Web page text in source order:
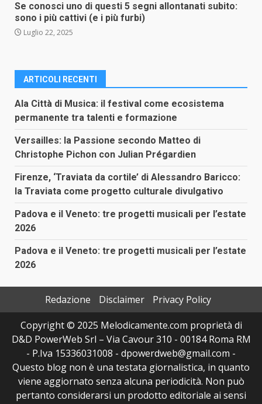
Se conosci uno di questi 5 segni allontanati subito:
sono i più cattivi (e i più furbi)
Luglio 22, 2025
ARTICOLI RECENTI
Ala Città di Musica: il festival come ecosistema
permanente tra talenti e formazione
Versailles: la Passione secondo Matteo di
Christophe Pichon con Julian Prégardien
Firenze, ‘Traviata da cortile’ di Alessandro Baricco:
la Traviata come progetto culturale divulgativo
Padova e il Veneto: tre progetti musicali per l’estate
2026
Padova e il Veneto: tre progetti musicali per l’estate
2026
Redazione Disclaimer
Privacy Policy
Copyright © 2025 Melodicamente.com proprietà di
D&D PowerWeb Srl – Via Cavour 310 - 00184 Roma RM
- P.Iva 15336031008 - dpowerdweb@gmail.com -
Questo blog non è una testata giornalistica, in quanto
viene aggiornato senza alcuna periodicità. Non può
pertanto considerarsi un prodotto editoriale ai sensi